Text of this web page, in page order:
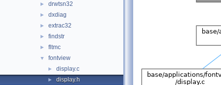
► drwtsn32
► dxdiag
► extrac32
► findstr
► fltmc
▼ fontview
► display.c
► display.h